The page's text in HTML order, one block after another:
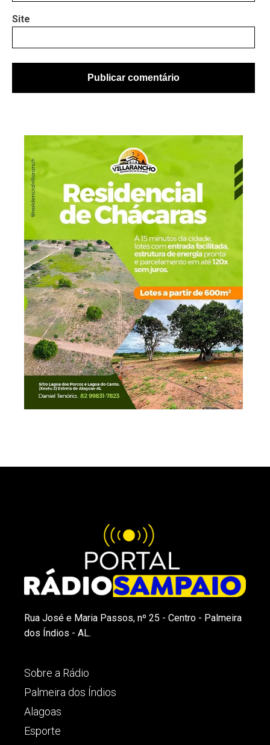
Site
Rua José e Maria Passos, nº 25 - Centro - Palmeira
dos Índios - AL.
Sobre a Rádio
Palmeira dos Índios
Alagoas
Esporte